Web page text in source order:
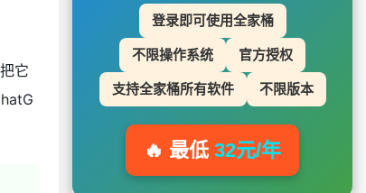
它
登录即可使用全家桶
不限操作系统 官方授权
支持全家桶所有软件 不限版本
🔥 最低 32元/年